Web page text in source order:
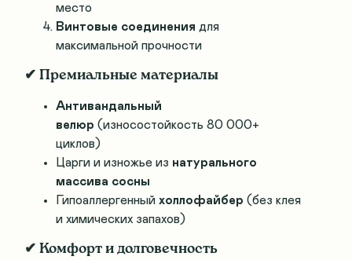
место
Винтовые соединения для
максимальной прочности
✔ Премиальные материалы
Антивандальный
велюр (износостойкость 80 000+
циклов)
Царги и изножье из натурального
массива сосны
Гипоаллергенный холлофайбер (без клея
и химических запахов)
✔ Комфорт и долговечность